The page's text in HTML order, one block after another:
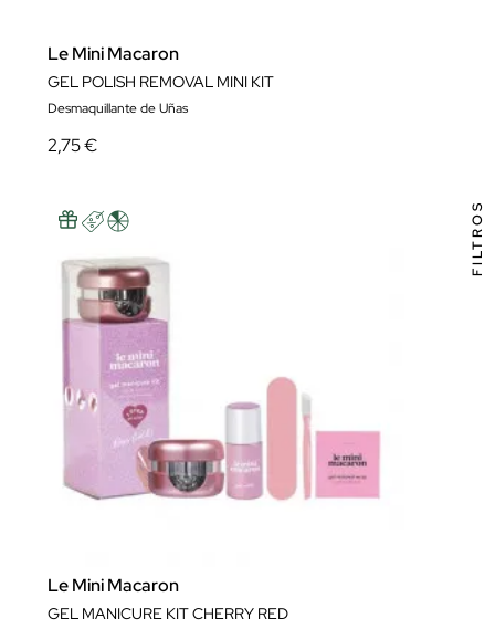
Le Mini Macaron
GEL POLISH REMOVAL MINI KIT
Desmaquillante de Uñas
2,75 €
Le Mini Macaron
GEL MANICURE KIT CHERRY RED
FILTROS